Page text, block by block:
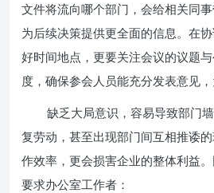
文件将流向哪个部门，会给相关同
为后续决策提供更全面的信息。在
好时间地点，更要关注会议的议题
度，确保参会人员能充分发表意见，
缺乏大局意识，容易导致部门
复劳动，甚至出现部门间互相推诿
作效率，更会损害企业的整体利益
要求办公室工作者：